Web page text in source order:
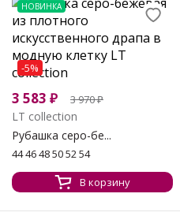
НОВИНКА
-5%
3 583 ₽ 3 970₽
LT collection
Рубашка серо-бе...
44 46 48 50 52 54
В корзину